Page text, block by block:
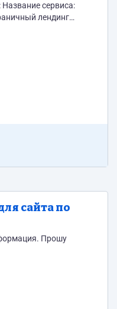
сервиса:
лендинг
Кутузовском
палитра:
(акцентные
re-boot.ru
Шапка:...
сайта по
Прошу